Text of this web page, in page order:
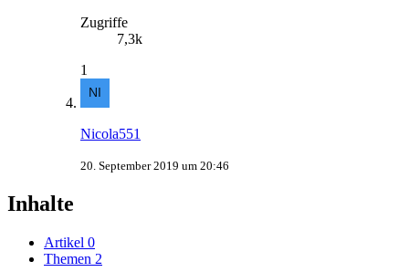
Zugriffe
7,3k
1
Nicola551
20. September 2019 um 20:46
Inhalte
Artikel 0
Themen 2